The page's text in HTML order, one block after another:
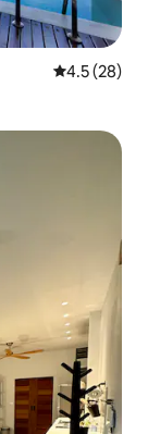
औसत रेटिंग 5
4.5 (28)